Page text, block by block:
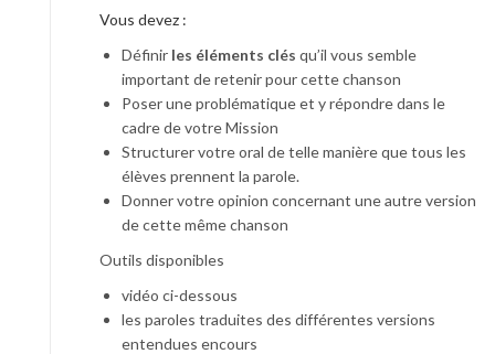
Vous devez :
Définir les éléments clés qu’il vous semble
important de retenir pour cette chanson
Poser une problématique et y répondre dans le
cadre de votre Mission
Structurer votre oral de telle manière que tous les
élèves prennent la parole.
Donner votre opinion concernant une autre version
de cette même chanson
Outils disponibles
vidéo ci-dessous
les paroles traduites des différentes versions
entendues encours